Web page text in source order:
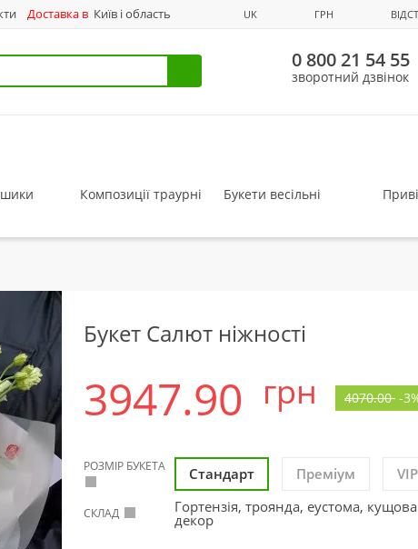
Доставка в Київ і область UK ГРН
0 800 21 54 55
зворотний дзвінок
Композиції траурні Букети весільні
Букет Салют ніжності
3947.90 грн 4070.00 -
РОЗМІР БУКЕТА Стандарт Преміум VIP
СКЛАД Гортензія, троянда, еустома,
декор